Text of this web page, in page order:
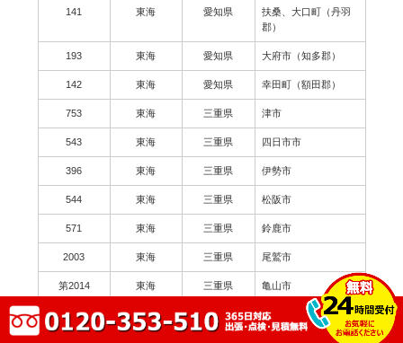
141 東海 愛知県
扶桑、大口町（丹羽
郡）
193 東海 愛知県 大府市（知多郡）
142 東海 愛知県 幸田町（額田郡）
753 東海 三重県 津市
543 東海 三重県 四日市市
396 東海 三重県 伊勢市
544 東海 三重県 松阪市
571 東海 三重県 鈴鹿市
2003 東海 三重県 尾鷲市
第2014 東海 三重県 亀山市
179 東海 三重県 鳥羽市